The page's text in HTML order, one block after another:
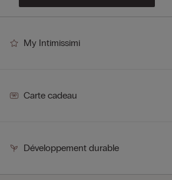
My Intimissimi
Carte cadeau
Développement durable